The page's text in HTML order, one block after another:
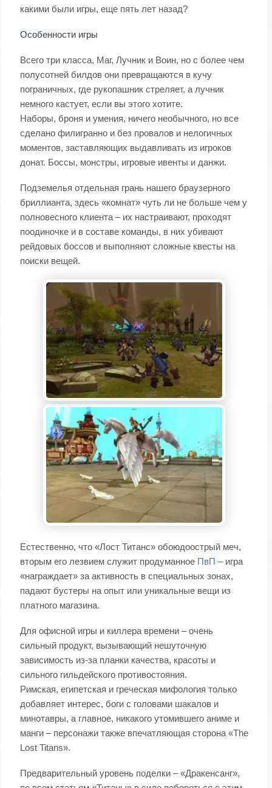
какими были игры, еще пять лет назад?
Особенности игры
Всего три класса, Маг, Лучник и Воин, но с более чем
полусотней билдов они превращаются в кучу
пограничных, где рукопашник стреляет, а лучник
немного кастует, если вы этого хотите.
Наборы, броня и умения, ничего необычного, но все
сделано филигранно и без провалов и нелогичных
моментов, заставляющих выдавливать из игроков
донат. Боссы, монстры, игровые ивенты и данжи.
Подземелья отдельная грань нашего браузерного
бриллианта, здесь «комнат» чуть ли не больше чем у
полновесного клиента – их настраивают, проходят
поодиночке и в составе команды, в них убивают
рейдовых боссов и выполняют сложные квесты на
поиски вещей.
Естественно, что «Лост Титанс» обоюдоострый меч,
вторым его лезвием служит продуманное ПвП – игра
«награждает» за активность в специальных зонах,
падают бустеры на опыт или уникальные вещи из
платного магазина.
Для офисной игры и киллера времени – очень
сильный продукт, вызывающий нешуточную
зависимость из-за планки качества, красоты и
сильного гильдейского противостояния.
Римская, египетская и греческая мифология только
добавляет интерес, боги с головами шакалов и
минотавры, а главное, никакого утомившего аниме и
манги – персонажи также впечатляющая сторона «The
Lost Titans».
Предварительный уровень поделки – «Дракенсанг»,